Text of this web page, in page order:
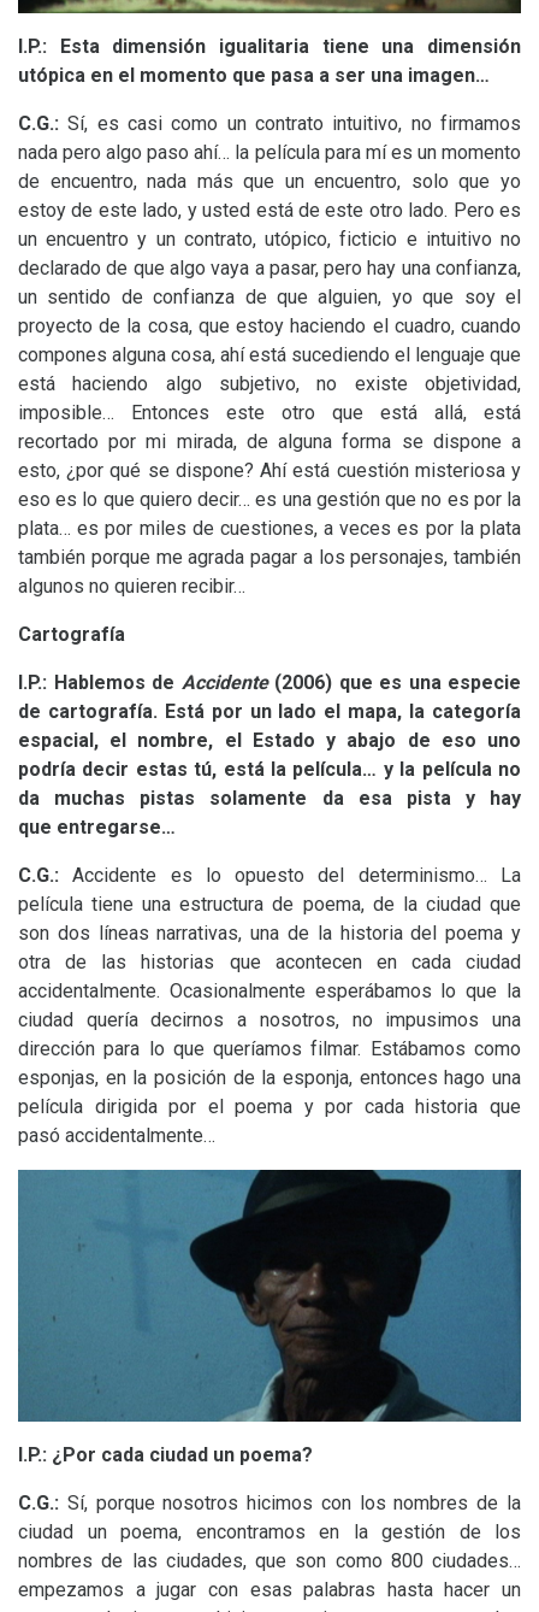
I.P.: Esta dimensión igualitaria tiene una dimensión
utópica en el momento que pasa a ser una imagen…
C.G.: Sí, es casi como un contrato intuitivo, no firmamos
nada pero algo paso ahí… la película para mí es un momento
de encuentro, nada más que un encuentro, solo que yo
estoy de este lado, y usted está de este otro lado. Pero es
un encuentro y un contrato, utópico, ficticio e intuitivo no
declarado de que algo vaya a pasar, pero hay una confianza,
un sentido de confianza de que alguien, yo que soy el
proyecto de la cosa, que estoy haciendo el cuadro, cuando
compones alguna cosa, ahí está sucediendo el lenguaje que
está haciendo algo subjetivo, no existe objetividad,
imposible… Entonces este otro que está allá, está
recortado por mi mirada, de alguna forma se dispone a
esto, ¿por qué se dispone? Ahí está cuestión misteriosa y
eso es lo que quiero decir… es una gestión que no es por la
plata… es por miles de cuestiones, a veces es por la plata
también porque me agrada pagar a los personajes, también
algunos no quieren recibir…
Cartografía
I.P.: Hablemos de Accidente (2006) que es una especie
de cartografía. Está por un lado el mapa, la categoría
espacial, el nombre, el Estado y abajo de eso uno
podría decir estas tú, está la película… y la película no
da muchas pistas solamente da esa pista y hay
que entregarse…
C.G.: Accidente es lo opuesto del determinismo… La
película tiene una estructura de poema, de la ciudad que
son dos líneas narrativas, una de la historia del poema y
otra de las historias que acontecen en cada ciudad
accidentalmente. Ocasionalmente esperábamos lo que la
ciudad quería decirnos a nosotros, no impusimos una
dirección para lo que queríamos filmar. Estábamos como
esponjas, en la posición de la esponja, entonces hago una
película dirigida por el poema y por cada historia que
pasó accidentalmente…
I.P.: ¿Por cada ciudad un poema?
C.G.: Sí, porque nosotros hicimos con los nombres de la
ciudad un poema, encontramos en la gestión de los
nombres de las ciudades, que son como 800 ciudades…
empezamos a jugar con esas palabras hasta hacer un